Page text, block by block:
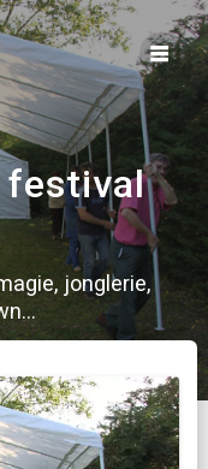
festival
jonglerie,